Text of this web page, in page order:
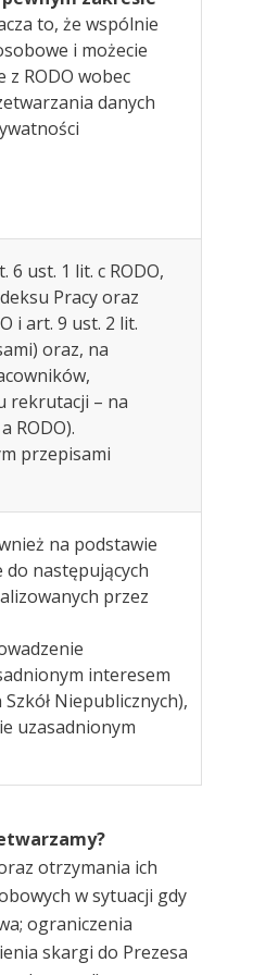
to, że wspólnie
i możecie
z RODO wobec
danych
ust. 1 lit. c RODO,
Pracy oraz
i art. 9 ust. 2 lit.
oraz, na
rekrutacji – na
RODO).
przepisami
na podstawie
następujących
przez
interesem
Niepublicznych),
uzasadnionym
otrzymania ich
w sytuacji gdy
ograniczenia
skargi do Prezesa